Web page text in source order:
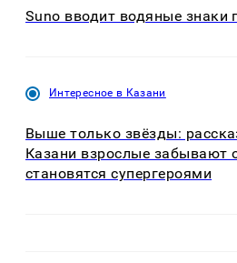
Suno вводит водяные знаки
Интересное в Казани
Выше только звёзды:
Казани взрослые забывают
становятся супергероями